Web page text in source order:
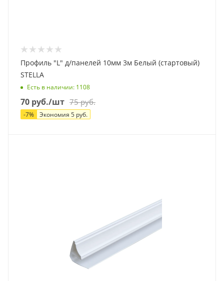
Профиль "L" д/панелей 10мм 3м Белый (стартовый)
STELLA
Есть в наличии: 1108
70 руб./шт 75руб.
-7% Экономия 5 руб.